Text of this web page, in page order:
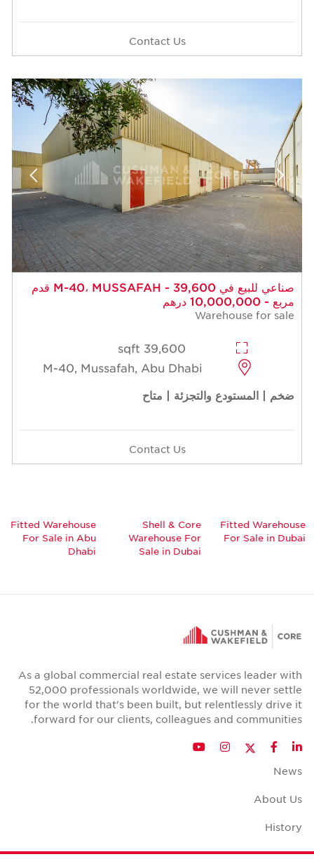
Contact Us
صناعي للبيع في M-40، MUSSAFAH - 39,600 قدم
مربع - 10,000,000 درهم
Warehouse for sale
39,600 sqft
M-40, Mussafah, Abu Dhabi
ضخم | المستودع والتجزئة | متاح
Contact Us
Fitted Warehouse
For Sale in Dubai
Shell & Core
Warehouse For
Sale in Dubai
Fitted Warehouse
For Sale in Abu
Dhabi
As a global commercial real estate services leader with
52,000 professionals worldwide, we will never settle
for the world that's been built, but relentlessly drive it
forward for our clients, colleagues and communities.
LinkedIn
Facebook
Twitter
Instagram
YouTube
News
About Us
History
Case Studies